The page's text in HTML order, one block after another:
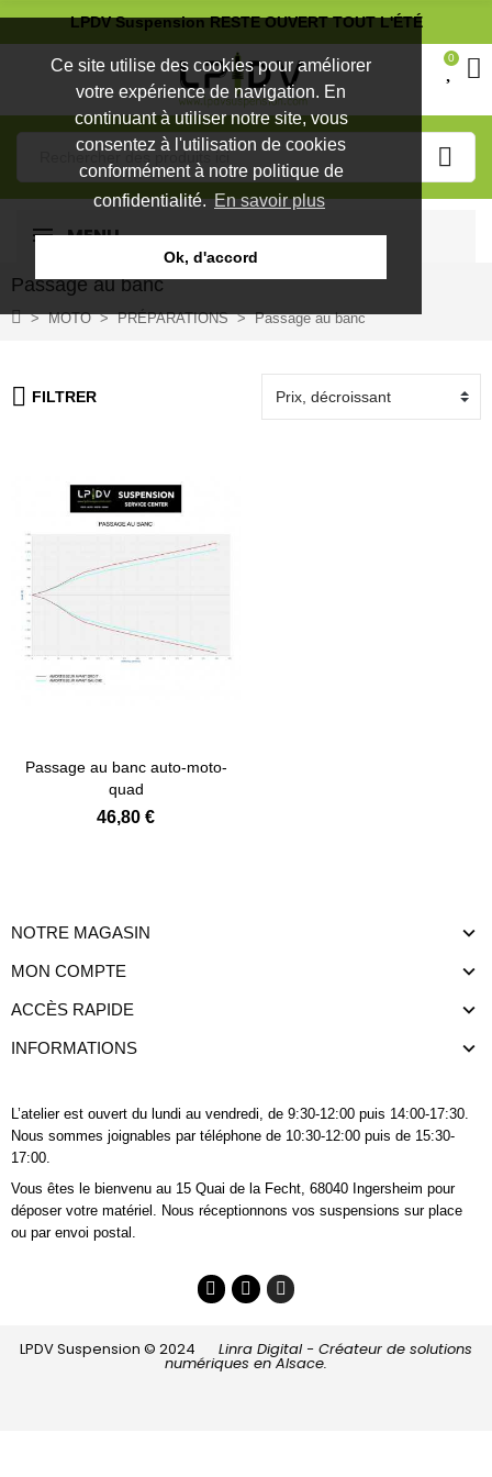
Ce site utilise des cookies pour améliorer
votre expérience de navigation. En
continuant à utiliser notre site, vous
consentez à l'utilisation de cookies
conformément à notre politique de
confidentialité.En savoir plus
Ok, d'accord
LPDV Suspension RESTE OUVERT TOUT L'ÉTÉ
0
MENU
Passage au banc
MOTO PRÉPARATIONS Passage au banc
FILTRER
Passage au banc auto-moto-
quad
46,80 €
NOTRE MAGASIN
MON COMPTE
ACCÈS RAPIDE
INFORMATIONS
L’atelier est ouvert du lundi au vendredi, de 9:30-12:00 puis 14:00-17:30.
Nous sommes joignables par téléphone de 10:30-12:00 puis de 15:30-
17:00.
Vous êtes le bienvenu au 15 Quai de la Fecht, 68040 Ingersheim pour
déposer votre matériel. Nous réceptionnons vos suspensions sur place
ou par envoi postal.
LPDV Suspension © 2024 Linra Digital - Créateur de solutions
numériques en Alsace.